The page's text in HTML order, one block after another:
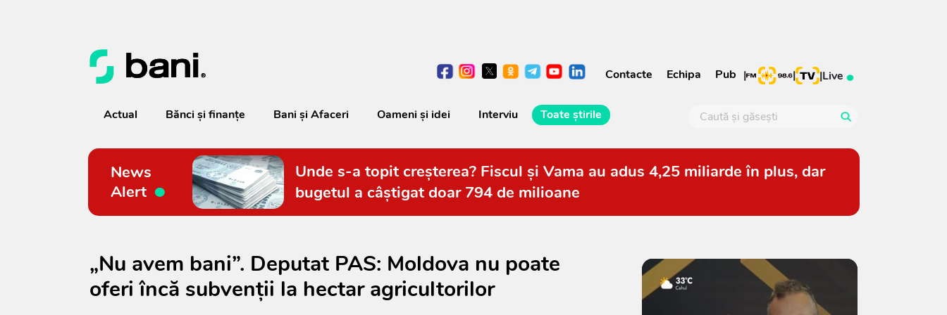
Contacte Echipa Pub | | |Live
Actual Bănci şi finanţe Bani și Afaceri Oameni şi idei Interviu Toate știrile
News
Alert
Unde s-a topit creșterea? Fiscul și Vama au adus 4,25 miliarde în plus, dar
bugetul a câștigat doar 794 de milioane
„Nu avem bani”. Deputat PAS: Moldova nu poate
oferi încă subvenții la hectar agricultorilor